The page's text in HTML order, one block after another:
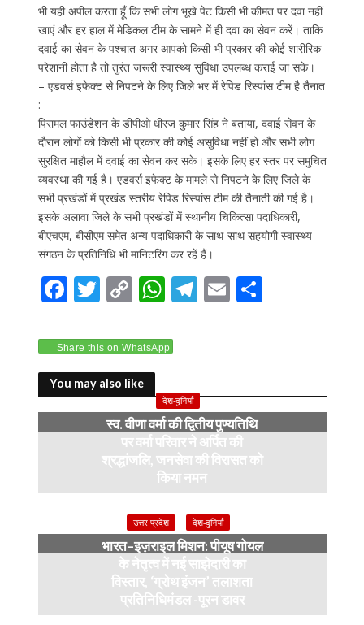
भी यही अपील करता हूँ कि सभी लोग भूखे पेट किसी भी कीमत पर दवा नहीं
खाएं और हर हाल में मेडिकल टीम के सामने में ही दवा का सेवन करें। ताकि
दवाई का सेवन के पश्चात अगर आपको किसी भी प्रकार की कोई शारीरिक
परेशानी होता है तो तुरंत जरूरी स्वास्थ्य सुविधा उपलब्ध कराई जा सके।
– एडवर्स इफेक्ट से निपटने के लिए जिले भर में रेपिड रिस्पांस टीम है तैनात
:
पिरामल फाउंडेशन के डीपीओ धीरज कुमार सिंह ने बताया, दवाई सेवन के
दौरान लोगों को किसी भी प्रकार की कोई असुविधा नहीं हो और सभी लोग
सुरक्षित माहौल में दवाई का सेवन कर सके। इसके लिए हर स्तर पर समुचित
व्यवस्था की गई है। एडवर्स इफेक्ट के मामले से निपटने के लिए जिले के
सभी प्रखंडों में प्रखंड स्तरीय रेपिड रिस्पांस टीम की तैनाती की गई है।
इसके अलावा जिले के सभी प्रखंडों में स्थानीय चिकित्सा पदाधिकारी,
बीएचएम, बीसीएम समेत अन्य पदाधिकारी के साथ-साथ सहयोगी स्वास्थ्य
संगठन के प्रतिनिधि भी मानिटरिंग कर रहें हैं।
F
e
b
o
o
T
itt
er
C
p
y
Li
n
k
W
at
A
p
p
T
a
m
E S
Share this on WhatsApp
You may also like
देश-दुनियाँ
स्व. वीणा वर्मा की द्वितीय पुण्यतिथि
पर वर्मा परिवार ने अर्पित की
श्रद्धांजलि, जनसेवा की विरासत को
किया नमन
उत्तर प्रदेश देश-दुनियाँ
भारत–इज़राइल मिशन: पीयूष गोयल
के नेतृत्व में नई साझेदारी का
विस्तार, ‘ग्रोथ इंजन’ तलाशता
प्रतिनिधिमंडल -पूरन डावर